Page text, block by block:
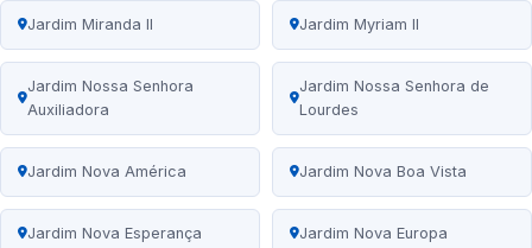
Jardim Miranda II Jardim Myriam II
Jardim Nossa Senhora
Auxiliadora
Jardim Nossa Senhora de
Lourdes
Jardim Nova América Jardim Nova Boa Vista
Jardim Nova Esperança Jardim Nova Europa